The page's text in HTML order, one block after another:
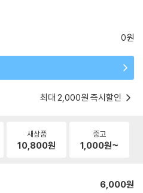
0원
최대 2,000원 즉시할인
새상품
10,800원
중고
1,000원~
6,000원